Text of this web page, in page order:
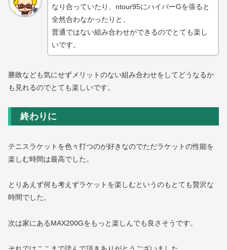
なり合っていたり、ntour95にハイパーGを張ると
全然合わなかったりと、
普通ではない組み合わせができるのでとても楽し
いです。
勝敗なども気にせずメリットのない組み合わせをしてどうなるか
も見れるのでとても楽しいです。
終わりに
テニスラケットを色々打つのが好きなのでただラケットの性能を
楽しむ時間は最高でした。
とりあえず何も考えずラケットを楽しむというのもとても贅沢な
時間でした。
次は家にあるMAX200Gをもっと楽しんでも良さそうです。
それではここまで読んで頂きありがとうございました。